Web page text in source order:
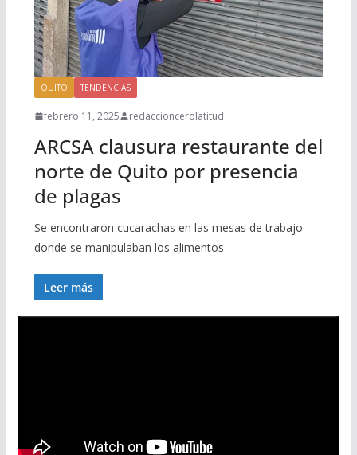
QUITO TENDENCIAS
febrero 11, 2025 redaccioncerolatitud
ARCSA clausura restaurante del
norte de Quito por presencia
de plagas
Se encontraron cucarachas en las mesas de trabajo
donde se manipulaban los alimentos
Leer más